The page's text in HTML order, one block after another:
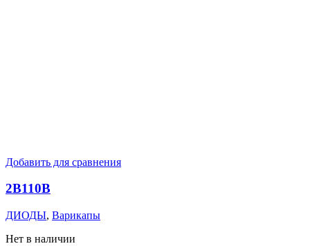
Добавить для сравнения
2В110В
ДИОДЫ, Варикапы
Нет в наличии